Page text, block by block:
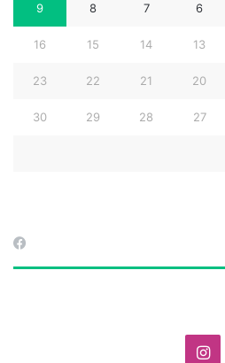
6
7
8
9
13
14
15
16
20
21
22
23
27
28
29
30